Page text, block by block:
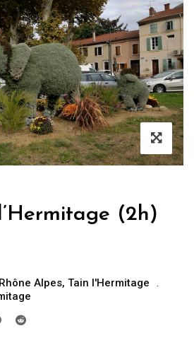
(2h)
Alpes, Tain l'Hermitage